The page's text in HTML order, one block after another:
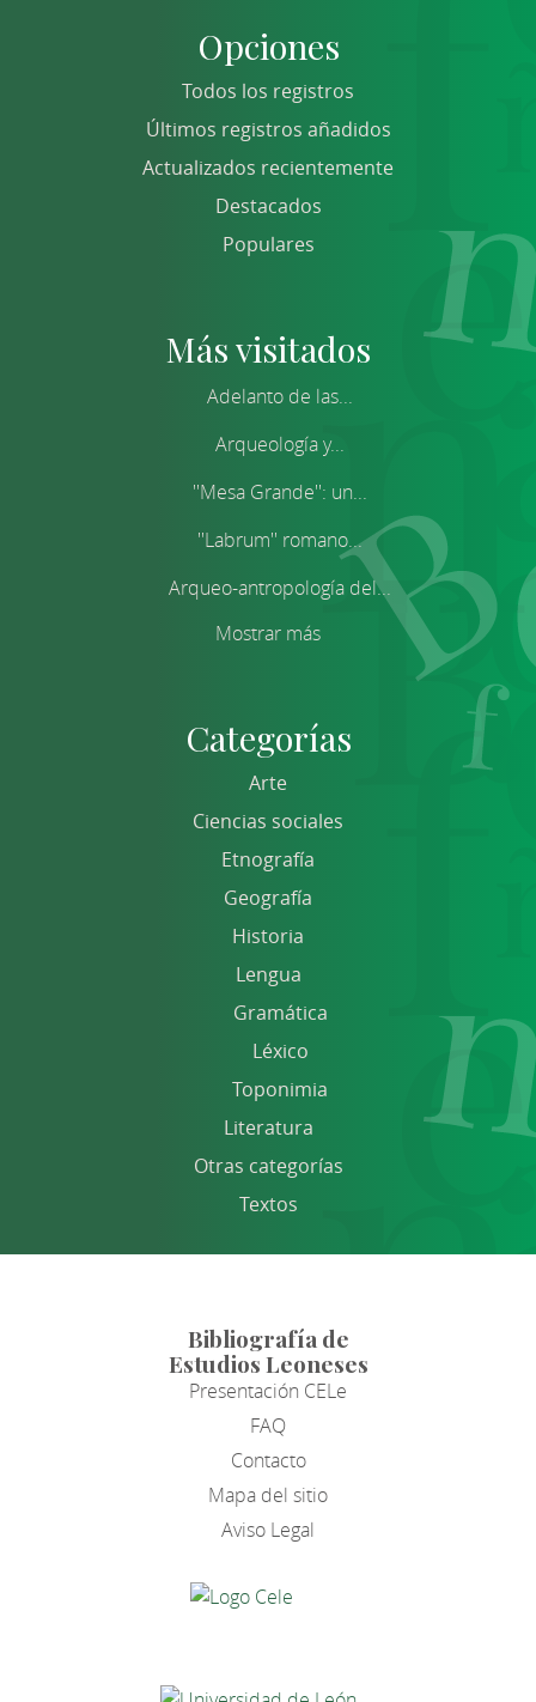
Opciones
Todos los registros
Últimos registros añadidos
Actualizados recientemente
Destacados
Populares
Más visitados
Adelanto de las...
Arqueología y...
''Mesa Grande'': un...
''Labrum'' romano...
Arqueo-antropología del...
Mostrar más
Categorías
Arte
Ciencias sociales
Etnografía
Geografía
Historia
Lengua
Gramática
Léxico
Toponimia
Literatura
Otras categorías
Textos
Bibliografía de
Estudios Leoneses
Presentación CELe
FAQ
Contacto
Mapa del sitio
Aviso Legal